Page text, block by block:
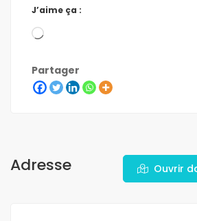
J’aime ça :
Partager
Adresse Ouvrir